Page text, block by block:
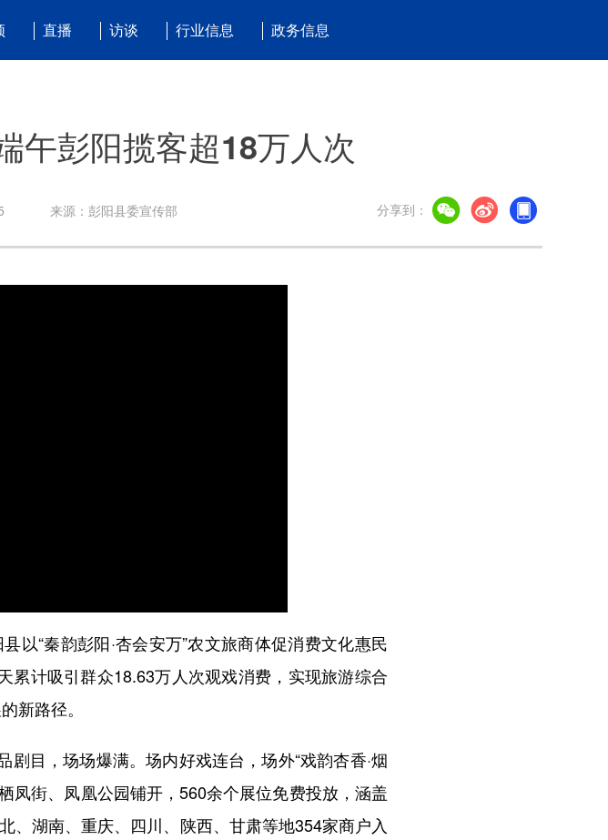
直播 访谈 行业信息 政务信息
午彭阳揽客超18万人次
来源：彭阳县委宣传部 分享到：
“秦韵彭阳·杏会安万”农文旅商体促消费文化惠民
计吸引群众18.63万人次观戏消费，实现旅游综合
新路径。
目，场场爆满。场内好戏连台，场外“戏韵杏香·烟
街、凤凰公园铺开，560余个展位免费投放，涵盖
、湖南、重庆、四川、陕西、甘肃等地354家商户入